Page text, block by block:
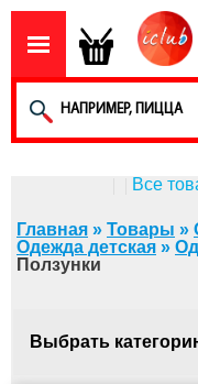
Все
Главная » Товары »
Одежда детская »
Ползунки
Выбрать